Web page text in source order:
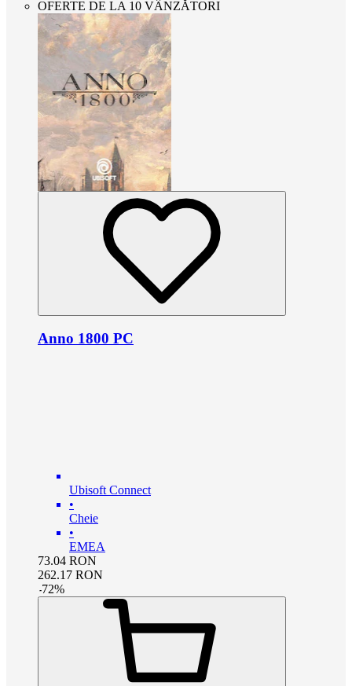
OFERTE DE LA 10 VÂNZĂTORI
Anno 1800 PC
Ubisoft Connect
•
Cheie
•
EMEA
73.04 RON
262.17 RON
-72%